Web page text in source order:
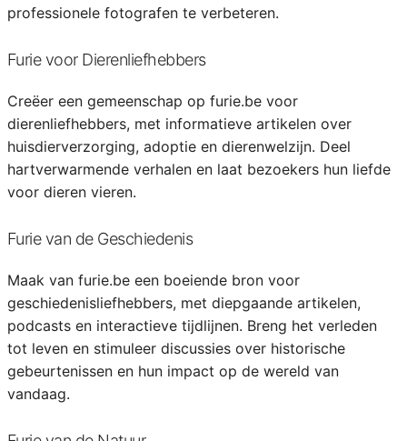
professionele fotografen te verbeteren.
Furie voor Dierenliefhebbers
Creëer een gemeenschap op furie.be voor
dierenliefhebbers, met informatieve artikelen over
huisdierverzorging, adoptie en dierenwelzijn. Deel
hartverwarmende verhalen en laat bezoekers hun liefde
voor dieren vieren.
Furie van de Geschiedenis
Maak van furie.be een boeiende bron voor
geschiedenisliefhebbers, met diepgaande artikelen,
podcasts en interactieve tijdlijnen. Breng het verleden
tot leven en stimuleer discussies over historische
gebeurtenissen en hun impact op de wereld van
vandaag.